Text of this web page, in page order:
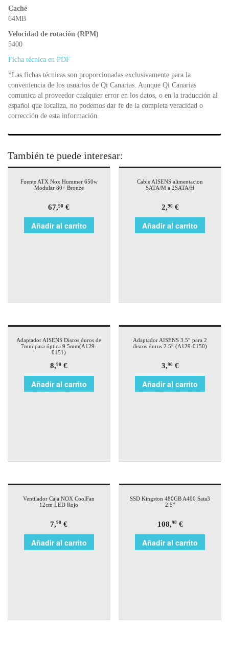
Caché
64MB
Velocidad de rotación (RPM)
5400
Ficha técnica en PDF
*Las fichas técnicas son proporcionadas exclusivamente para la
conveniencia de los usuarios de Qi Canarias. Aunque Qi Canarias
comunica al proveedor cualquier error en los datos, o en la traducción al
español que localiza, no podemos dar fe de la completa veracidad o
corrección de esta información.
También te puede interesar:
Fuente ATX Nox Hummer 650w
Modular 80+ Bronze
67,90 €
Añadir al carrito
Cable AISENS alimentacion
SATA/M a 2SATA/H
2,90€
Añadir al carrito
Adaptador AISENS Discos duros de
7mm para óptica 9.5mm(A129-
0151)
8,90 €
Añadir al carrito
Adaptador AISENS 3.5″ para 2
discos duros 2.5″ (A129-0150)
3,90€
Añadir al carrito
Ventilador Caja NOX CoolFan
12cm LED Rojo
7,90 €
Añadir al carrito
SSD Kingston 480GB A400 Sata3
2.5″
108,90€
Añadir al carrito